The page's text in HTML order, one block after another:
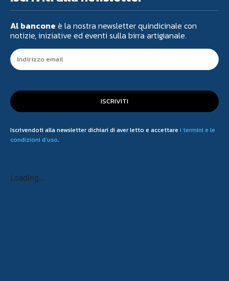
Al bancone è la nostra newsletter quindicinale con
notizie, iniziative ed eventi sulla birra artigianale.
ISCRIVITI
Iscrivendoti alla newsletter dichiari di aver letto e accettare i termini e le
condizioni d'uso.
Loading...